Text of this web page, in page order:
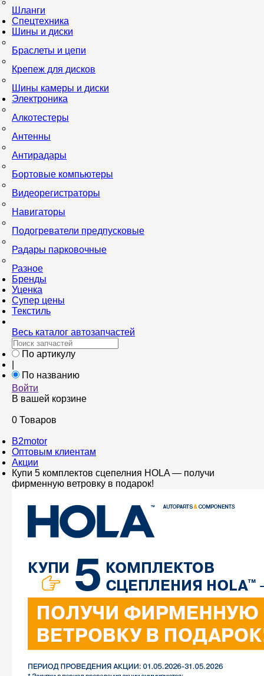
Шланги
Спецтехника
Шины и диски
Браслеты и цепи
Крепеж для дисков
Шины камеры и диски
Электроника
Алкотестеры
Антенны
Антирадары
Бортовые компьютеры
Видеорегистраторы
Навигаторы
Подогреватели предпусковые
Радары парковочные
Разное
Бренды
Уценка
Супер цены
Текстиль
Весь каталог автозапчастей
По артикулу
По названию
Войти
В вашей корзине
0 Товаров
B2motor
Оптовым клиентам
Акции
Купи 5 комплектов сцепелния HOLA — получи
фирменную ветровку в подарок!